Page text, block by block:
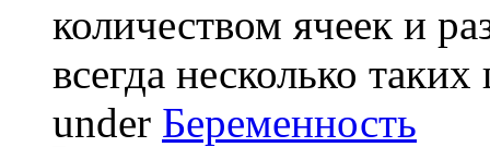
количеством ячеек и
всегда несколько
under Беременность